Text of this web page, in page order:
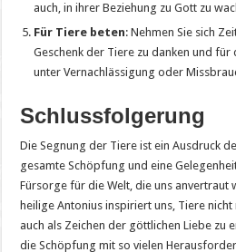
auch, in ihrer Beziehung zu Gott zu
Für Tiere beten: Nehmen Sie sich
Geschenk der Tiere zu danken und
unter Vernachlässigung oder
Schlussfolgerung
Die Segnung der Tiere ist ein Ausdruck
gesamte Schöpfung und eine
Fürsorge für die Welt, die uns anvertraut
heilige Antonius inspiriert uns, Tiere
auch als Zeichen der göttlichen Liebe zu
die Schöpfung mit so vielen